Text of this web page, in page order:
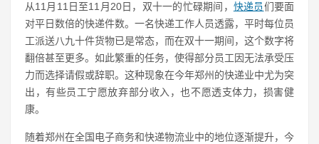
从11月11日至11月20日，双十一的忙碌期间， 快递员们要面
对平日数倍的快递件数。一名快递工作人员透露，平时每位员
工派送八九十件货物已是常态，而在双十一期间，这个数字将
翻倍甚至更多。如此繁重的任务，使得部分员工因无法承受压
力而选择请假或辞职。这种现象在今年郑州的快递业中尤为突
出，有些员工宁愿放弃部分收入，也不愿透支体力，损害健
康。
随着郑州在全国电子商务和快递物流业中的地位逐渐提升，今